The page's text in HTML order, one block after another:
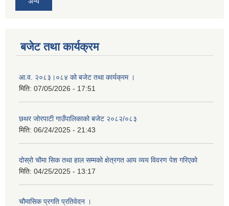
बजेट तथा कार्यक्रम
आ.व. २०८३।०८४ को बजेट तथा कार्यक्रम ।
मिति: 07/05/2026 - 17:51
छथर जोरपाटी गाउँपालिकाको बजेट २०८२/०८३
मिति: 06/24/2025 - 21:43
दोस्रो चौमा सिक तथा हाल सम्मको क्षेत्रगत आय व्यय विवरण पेश गरिएको
मिति: 04/25/2025 - 13:17
चौमासिक प्रगति प्रतिवेदन ।